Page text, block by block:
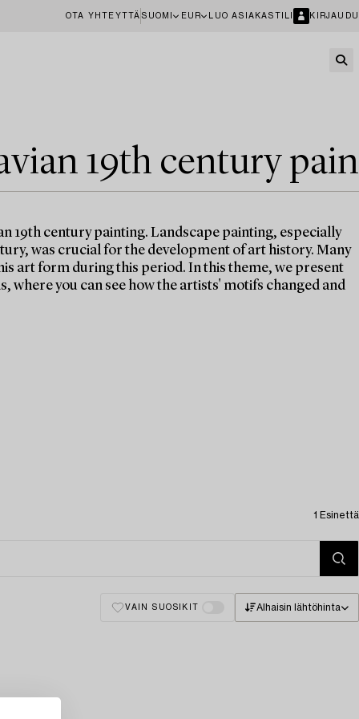
OTA YHTEYTTÄ SUOMI EUR LUO ASIAKASTILI KIRJAUDU
19th century
19th century painting. Landscape painting, especially
was crucial for the development of art history. Many
art form during this period. In this theme, we present
where you can see how the artists' motifs changed and
1 Esinettä
VAIN SUOSIKIT Alhaisin lähtöhinta